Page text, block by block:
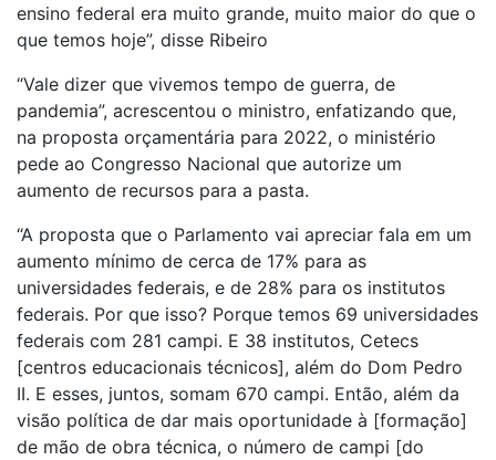
ensino federal era muito grande, muito maior do que o
que temos hoje”, disse Ribeiro
“Vale dizer que vivemos tempo de guerra, de
pandemia”, acrescentou o ministro, enfatizando que,
na proposta orçamentária para 2022, o ministério
pede ao Congresso Nacional que autorize um
aumento de recursos para a pasta.
“A proposta que o Parlamento vai apreciar fala em um
aumento mínimo de cerca de 17% para as
universidades federais, e de 28% para os institutos
federais. Por que isso? Porque temos 69 universidades
federais com 281 campi. E 38 institutos, Cetecs
[centros educacionais técnicos], além do Dom Pedro
II. E esses, juntos, somam 670 campi. Então, além da
visão política de dar mais oportunidade à [formação]
de mão de obra técnica, o número de campi [do